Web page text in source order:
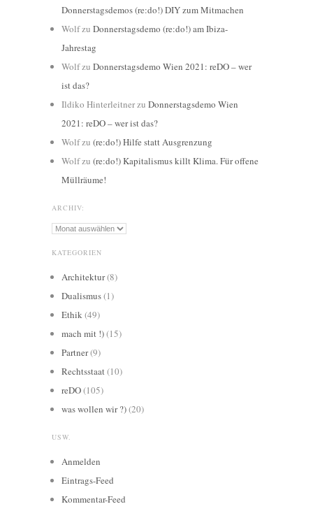
Donnerstagsdemos (re:do!) DIY zum Mitmachen
Wolfzu Donnerstagsdemo (re:do!) am Ibiza-
Jahrestag
Wolfzu Donnerstagsdemo Wien 2021: reDO – wer
ist das?
Ildiko Hinterleitnerzu Donnerstagsdemo Wien
2021: reDO – wer ist das?
Wolfzu (re:do!) Hilfe statt Ausgrenzung
Wolfzu (re:do!) Kapitalismus killt Klima. Für offene
Müllräume!
ARCHIV:
Archiv:
KATEGORIEN
Architektur(8)
Dualismus(1)
Ethik(49)
mach mit !)(15)
Partner(9)
Rechtsstaat(10)
reDO(105)
was wollen wir ?)(20)
USW.
Anmelden
Eintrags-Feed
Kommentar-Feed